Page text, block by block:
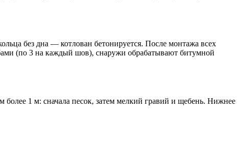
без дна — котлован бетонируется. После монтажа всех
(по 3 на каждый шов), снаружи обрабатывают битумной
1 м: сначала песок, затем мелкий гравий и щебень. Нижнее